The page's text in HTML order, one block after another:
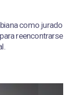
como jurado
reencontrarse